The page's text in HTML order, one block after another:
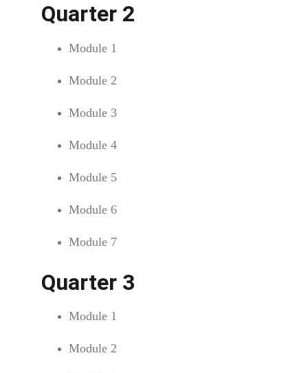
Quarter 2
Quarter 3
Module 1
Module 2
Module 3
Module 4
Module 5
Module 6
Module 7
Module 1
Module 2